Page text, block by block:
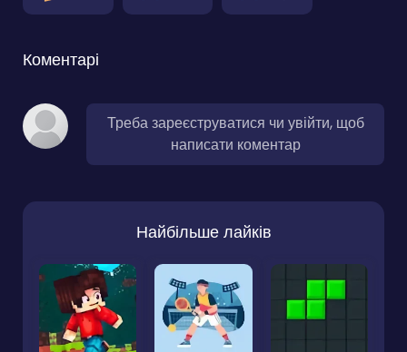
Коментарі
Треба зареєструватися чи увійти, щоб
написати коментар
Найбільше лайків